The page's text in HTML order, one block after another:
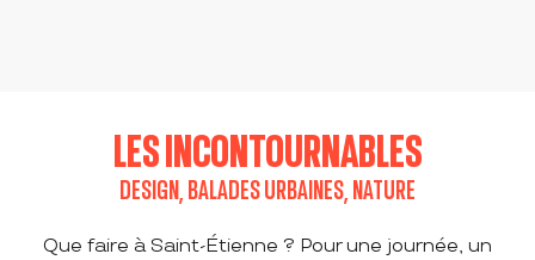
LES INCONTOURNABLES
DESIGN, BALADES URBAINES, NATURE
Que faire à Saint-Étienne ? Pour une journée, un